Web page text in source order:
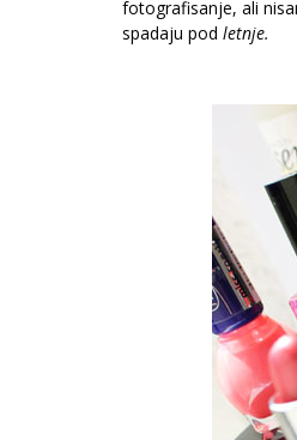
fotografisanje, ali
spadaju pod letnje.